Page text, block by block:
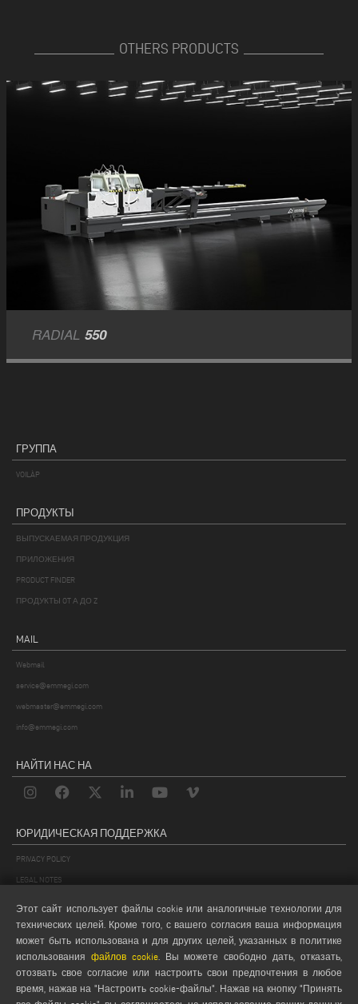
OTHERS PRODUCTS
RADIAL 550
ГРУППА
VOILÀP
ПРОДУКТЫ
ВЫПУСКАЕМАЯ ПРОДУКЦИЯ
ПРИЛОЖЕНИЯ
PRODUCT FINDER
ПРОДУКТЫ OT А ДО Z
MAIL
Webmail
service@emmegi.com
webmaster@emmegi.com
info@emmegi.com
НАЙТИ НАС НА
ЮРИДИЧЕСКАЯ ПОДДЕРЖКА
PRIVACY POLICY
LEGAL NOTES
GENERAL TERMS AND CONDITIONS OF SALE
GENERAL TERMS AND CONDITION OF DISTRIBUTION
НАСТРОЙКИ COOKIES
Этот сайт использует файлы cookie или аналогичные технологии для
технических целей. Кроме того, с вашего согласия ваша информация
может быть использована и для других целей, указанных в политике
использования файлов cookie. Вы можете свободно дать, отказать,
отозвать свое согласие или настроить свои предпочтения в любое
время, нажав на "Настроить cookie-файлы". Нажав на кнопку "Принять